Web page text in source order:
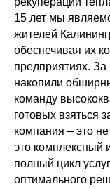
15 лет мы
жителей
обеспечивая их
предприятиях.
накопили
команду
готовых взяться
компания – это
это комплексный
полный цикл
оптимального